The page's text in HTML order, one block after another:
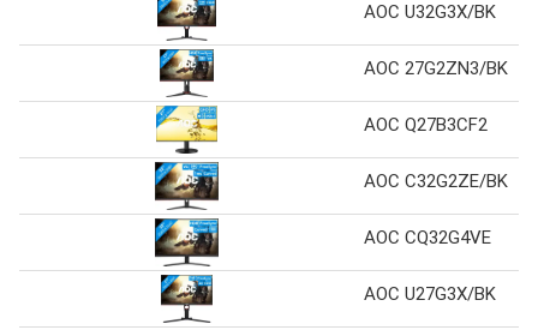
AOC U32G3X/BK
AOC 27G2ZN3/BK
AOC Q27B3CF2
AOC C32G2ZE/BK
AOC CQ32G4VE
AOC U27G3X/BK